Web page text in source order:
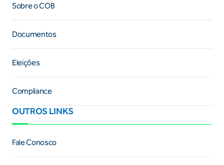
Sobre o COB
Documentos
Eleições
Compliance
OUTROS LINKS
Fale Conosco